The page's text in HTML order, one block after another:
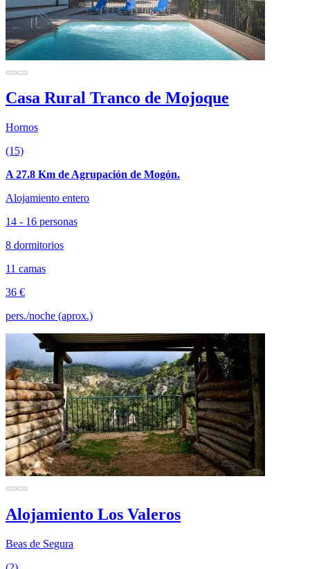
Casa Rural Tranco de Mojoque
Hornos
(15)
A 27.8 Km de Agrupación de Mogón.
Alojamiento entero
14 - 16 personas
8 dormitorios
11 camas
36 €
pers./noche (aprox.)
Alojamiento Los Valeros
Beas de Segura